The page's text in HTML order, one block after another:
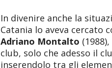
In divenire anche la
Catania lo aveva cercato
Adriano Montalto
club, solo che adesso il
inserendolo tra gli